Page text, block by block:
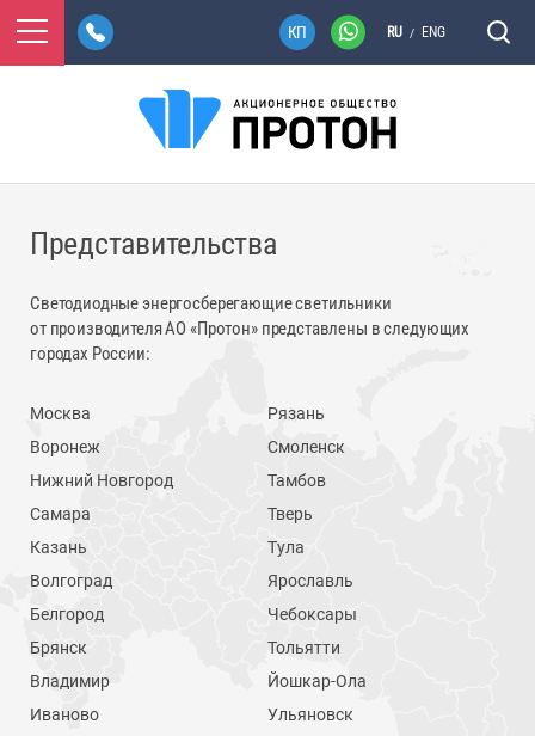
RU / ENG
Представительства
Светодиодные энергосберегающие светильники
от производителя АО «Протон» представлены в следующих
городах России:
Москва
Воронеж
Нижний Новгород
Самара
Казань
Волгоград
Белгород
Брянск
Владимир
Иваново
Рязань
Смоленск
Тамбов
Тверь
Тула
Ярославль
Чебоксары
Тольятти
Йошкар-Ола
Ульяновск